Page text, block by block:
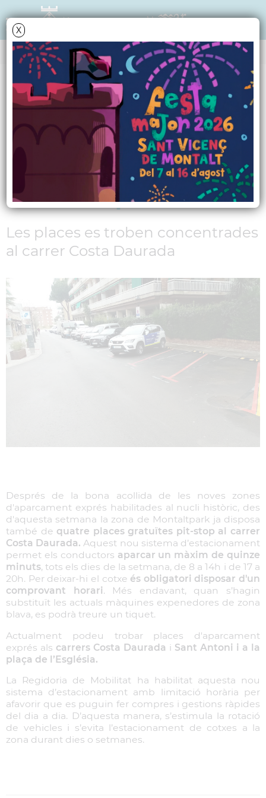
X
NOTÍCIES - ACTUALITAT
Noves places
gratuïtes
d'aparcament exprés
a Montaltpark
Les places es troben concentrades
al carrer Costa Daurada
Després de la bona acollida de les noves zones
d'aparcament exprés habilitades al nucli històric, des
d'aquesta setmana la zona de Montaltpark ja disposa
també de quatre places gratuïtes pit-stop al carrer
Costa Daurada. Aquest nou sistema d’estacionament
permet els conductors aparcar un màxim de quinze
minuts, tots els dies de la setmana, de 8 a 14h i de 17 a
20h. Per deixar-hi el cotxe és obligatori disposar d'un
comprovant horari. Més endavant, quan s’hagin
substituït les actuals màquines expenedores de zona
blava, es podrà treure un tiquet.
Actualment podeu trobar places d'aparcament
exprés als carrers Costa Daurada i Sant Antoni i a la
plaça de l’Església.
La Regidoria de Mobilitat ha habilitat aquesta nou
sistema d’estacionament amb limitació horària per
afavorir que es puguin fer compres i gestions ràpides
del dia a dia. D’aquesta manera, s’estimula la rotació
de vehicles i s’evita l’estacionament de cotxes a la
zona durant dies o setmanes.